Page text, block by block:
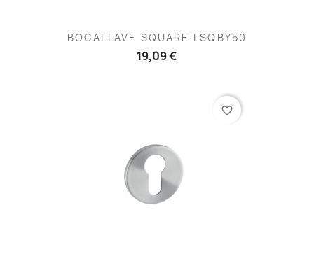
BOCALLAVE SQUARE LSQBY50
19,09 €
favorite_border